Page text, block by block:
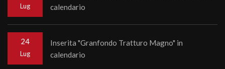
Lug
calendario
24
Lug
Inserita "Granfondo Tratturo Magno" in
calendario